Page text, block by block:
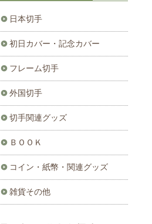
日本切手
初日カバー・記念カバー
フレーム切手
外国切手
切手関連グッズ
ＢＯＯＫ
コイン・紙幣・関連グッズ
雑貨その他